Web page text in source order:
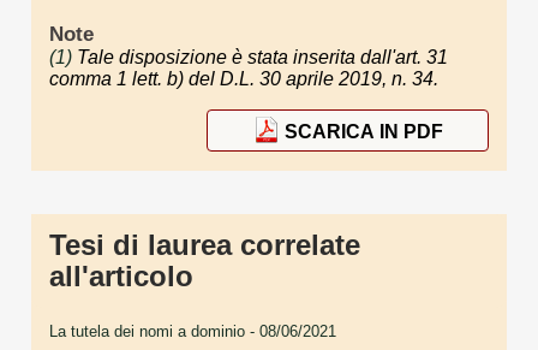
Note
(1) Tale disposizione è stata inserita dall'art. 31
comma 1 lett. b) del D.L. 30 aprile 2019, n. 34.
SCARICA IN PDF
Tesi di laurea correlate
all'articolo
La tutela dei nomi a dominio - 08/06/2021